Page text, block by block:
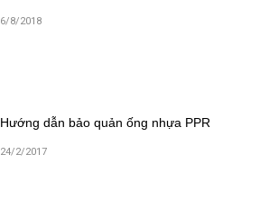
6/8/2018
Hướng dẫn bảo quản ống nhựa PPR
24/2/2017